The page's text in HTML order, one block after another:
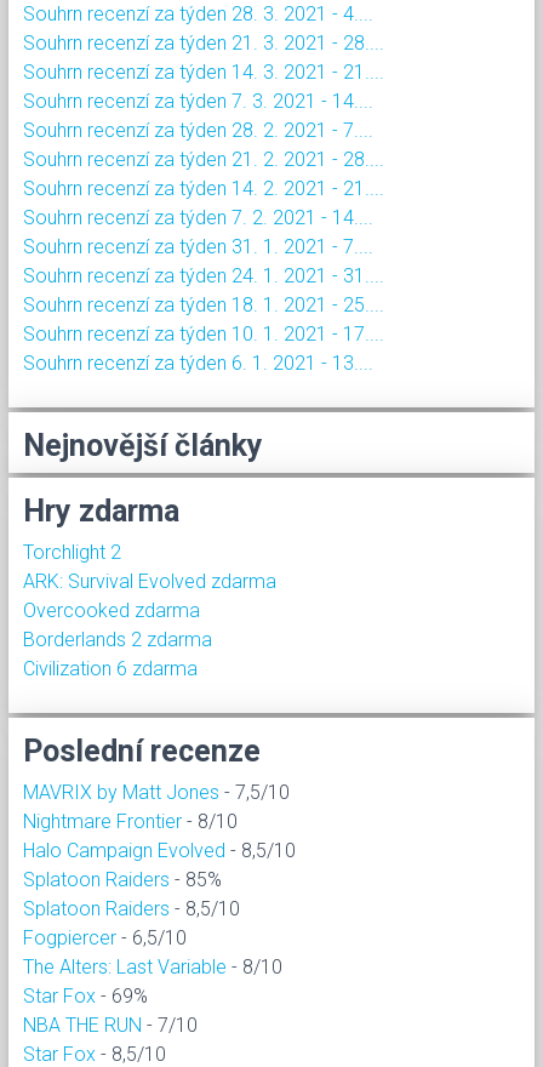
Souhrn recenzí za týden 28. 3. 2021 - 4....
Souhrn recenzí za týden 21. 3. 2021 - 28....
Souhrn recenzí za týden 14. 3. 2021 - 21....
Souhrn recenzí za týden 7. 3. 2021 - 14....
Souhrn recenzí za týden 28. 2. 2021 - 7....
Souhrn recenzí za týden 21. 2. 2021 - 28....
Souhrn recenzí za týden 14. 2. 2021 - 21....
Souhrn recenzí za týden 7. 2. 2021 - 14....
Souhrn recenzí za týden 31. 1. 2021 - 7....
Souhrn recenzí za týden 24. 1. 2021 - 31....
Souhrn recenzí za týden 18. 1. 2021 - 25....
Souhrn recenzí za týden 10. 1. 2021 - 17....
Souhrn recenzí za týden 6. 1. 2021 - 13....
Nejnovější články
Hry zdarma
Torchlight 2
ARK: Survival Evolved zdarma
Overcooked zdarma
Borderlands 2 zdarma
Civilization 6 zdarma
Poslední recenze
MAVRIX by Matt Jones - 7,5/10
Nightmare Frontier - 8/10
Halo Campaign Evolved - 8,5/10
Splatoon Raiders - 85%
Splatoon Raiders - 8,5/10
Fogpiercer - 6,5/10
The Alters: Last Variable - 8/10
Star Fox - 69%
NBA THE RUN - 7/10
Star Fox - 8,5/10